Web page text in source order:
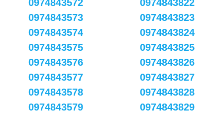
0974843572
0974843573
0974843574
0974843575
0974843576
0974843577
0974843578
0974843579
0974843822
0974843823
0974843824
0974843825
0974843826
0974843827
0974843828
0974843829